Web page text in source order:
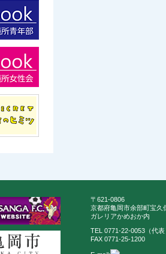
〒621-0806
京都府亀岡市余部町宝久
ガレリアかめおか内
TEL 0771-22-0053（代表
FAX 0771-25-1200